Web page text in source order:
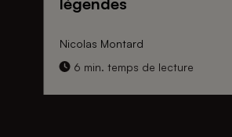
Nicolas Montard
6 min. temps de lecture